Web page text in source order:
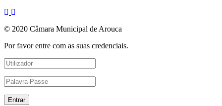
© 2020 Câmara Municipal de Arouca
Por favor entre com as suas credenciais.